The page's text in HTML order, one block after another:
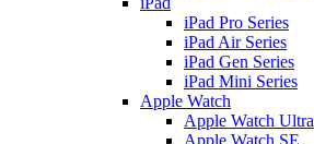
iPad Pro Series
iPad Air Series
iPad Gen Series
iPad Mini Series
Apple Watch
Apple Watch Ultra
Apple Watch SE